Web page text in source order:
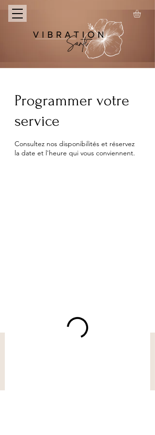
Programmer votre
service
Consultez nos disponibilités et réservez
la date et l'heure qui vous conviennent.